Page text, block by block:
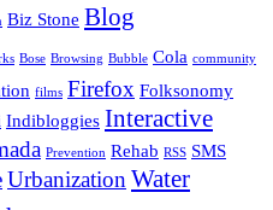
Biz Stone Blog
Bose Browsing Bubble Cola community
films Firefox Folksonomy
Indibloggies Interactive
Prevention Rehab RSS SMS
Urbanization Water